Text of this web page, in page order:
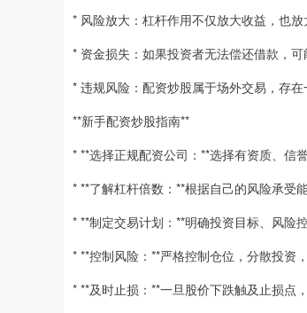
* 风险放大：杠杆作用不仅放大收益，也
* 资金损失：如果投资者无法偿还借款，可
* 违规风险：配资炒股属于场外交易，存在
**新手配资炒股指南**
* **选择正规配资公司：**选择有资质、信
* **了解杠杆倍数：**根据自己的风险承受
* **制定交易计划：**明确投资目标、风险
* **控制风险：**严格控制仓位，分散投资
* **及时止损：**一旦股价下跌触及止损点